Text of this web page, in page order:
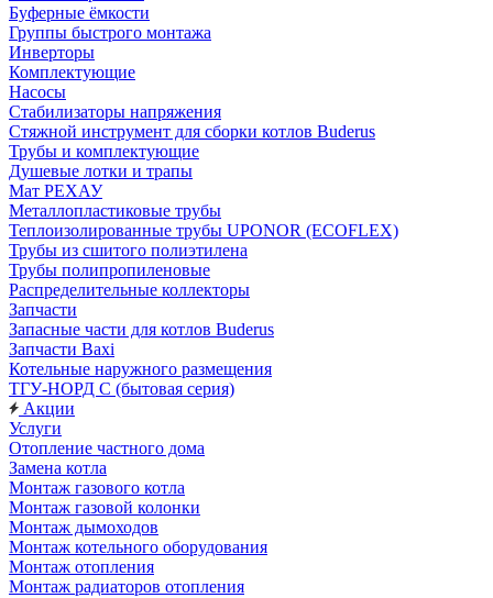
Буферные ёмкости
Группы быстрого монтажа
Инверторы
Комплектующие
Насосы
Стабилизаторы напряжения
Стяжной инструмент для сборки котлов Buderus
Трубы и комплектующие
Душевые лотки и трапы
Мат РЕХАУ
Металлопластиковые трубы
Теплоизолированные трубы UPONOR (ECOFLEX)
Трубы из сшитого полиэтилена
Трубы полипропиленовые
Распределительные коллекторы
Запчасти
Запасные части для котлов Buderus
Запчасти Baxi
Котельные наружного размещения
ТГУ-НОРД С (бытовая серия)
Акции
Услуги
Отопление частного дома
Замена котла
Монтаж газового котла
Монтаж газовой колонки
Монтаж дымоходов
Монтаж котельного оборудования
Монтаж отопления
Монтаж радиаторов отопления